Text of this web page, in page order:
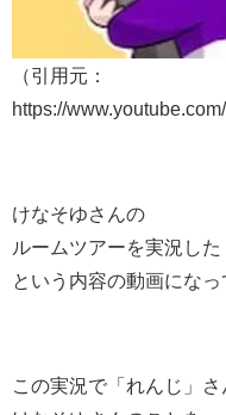
（引用元：
https://
けなそゆさんの
ルームツアーを実況した
という内容の動画になっ
この実況で「れんじ」さ